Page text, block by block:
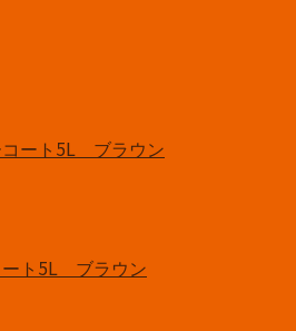
ト5L ブラウン